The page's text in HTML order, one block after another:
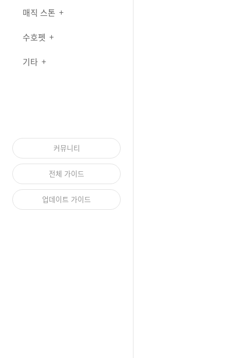
매직 스톤
수호펫
기타
커뮤니티
전체 가이드
업데이트 가이드